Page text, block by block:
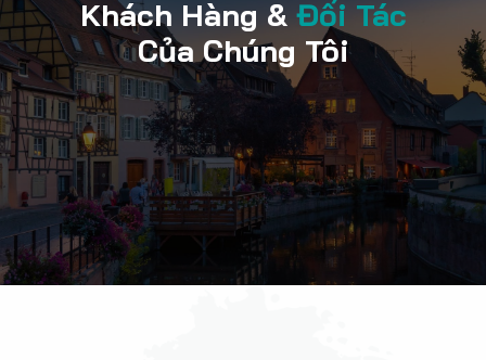
Khách Hàng & Đối Tác
Của Chúng Tôi